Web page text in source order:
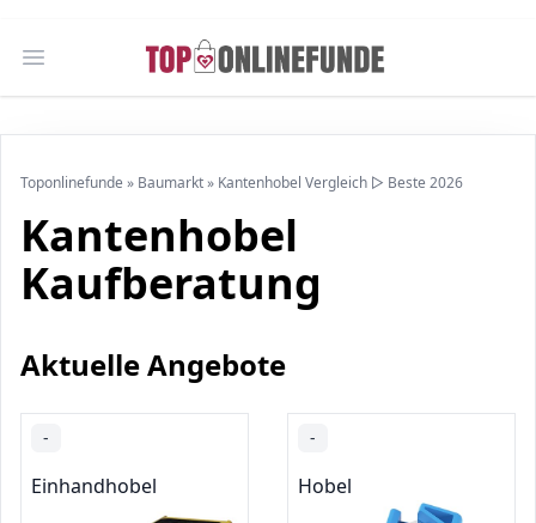
Open main menu
Toponlinefunde » Baumarkt» Kantenhobel Vergleich ▷ Beste 2026
Kantenhobel
Kaufberatung
Aktuelle Angebote
-
Einhandhobel
-
Hobel